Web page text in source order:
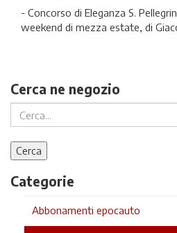
- Concorso di Eleganza S.
weekend di mezza estate, di
Cerca ne negozio
Categorie
Abbonamenti epocauto